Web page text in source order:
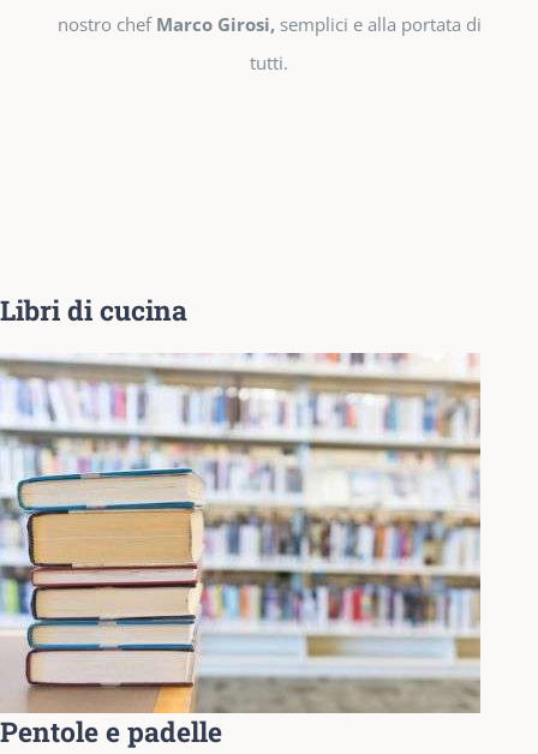
nostro chef Marco Girosi,semplici e alla portata di
tutti.
Libri di cucina
Pentole e padelle